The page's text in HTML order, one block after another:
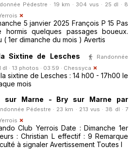
Pédestre · 19 km · 304 vus · 25 dl · 8
5 janvier 2025 François P 15 Pas
hormis quelques passages boueux.
1er dimanche du mois ) Avertis
Sixtine de Lesches
Randonnée
dl · 13 photos · 03:59 · Chessyca
sixtine de Lesches : 14 h00 - 17h00 le
mois
sur Marne - Bry sur Marne par
Pédestre · 23 km · 213 vus · 38 dl · 7
Club Yerrois Date : Dimanche 1er
: Christian L effectif : 9 Remarque
à signaler Avertissement Toutes l